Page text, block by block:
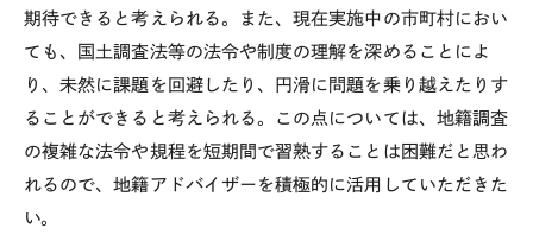
期待できると考えられる。また、現在実施中の市町村におい
ても、国土調査法等の法令や制度の理解を深めることによ
り、未然に課題を回避したり、円滑に問題を乗り越えたりす
ることができると考えられる。この点については、地籍調査
の複雑な法令や規程を短期間で習熟することは困難だと思わ
れるので、地籍アドバイザーを積極的に活用していただきた
い。